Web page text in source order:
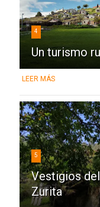
4
Un turismo
LEER MÁS
5
Vestigios
Zurita